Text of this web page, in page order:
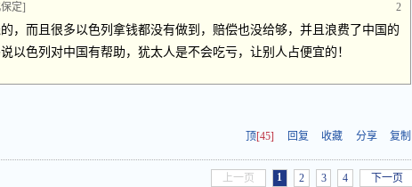
定] 2
，而且很多以色列拿钱都没有做到，赔偿也没给够，并且浪费了中国的
以色列对中国有帮助，犹太人是不会吃亏，让别人占便宜的！
顶[45] 回复 收藏 分享 复制
上一页 1 2 3 4 下一页